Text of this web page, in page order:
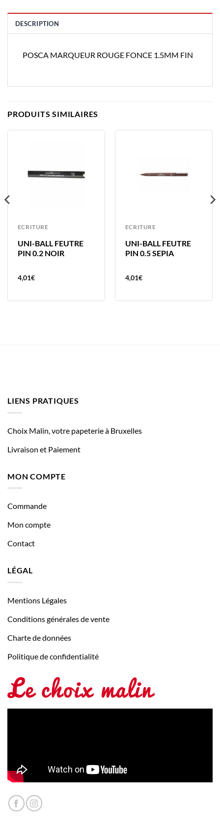
DESCRIPTION
POSCA MARQUEUR ROUGE FONCE 1.5MM FIN
PRODUITS SIMILAIRES
ECRITURE
UNI-BALL FEUTRE
PIN 0.2 NOIR
4,01€
ECRITURE
UNI-BALL FEUTRE
PIN 0.5 SEPIA
4,01€
LIENS PRATIQUES
Choix Malin, votre papeterie à Bruxelles
Livraison et Paiement
MON COMPTE
Commande
Mon compte
Contact
LÉGAL
Mentions Légales
Conditions générales de vente
Charte de données
Politique de confidentialité